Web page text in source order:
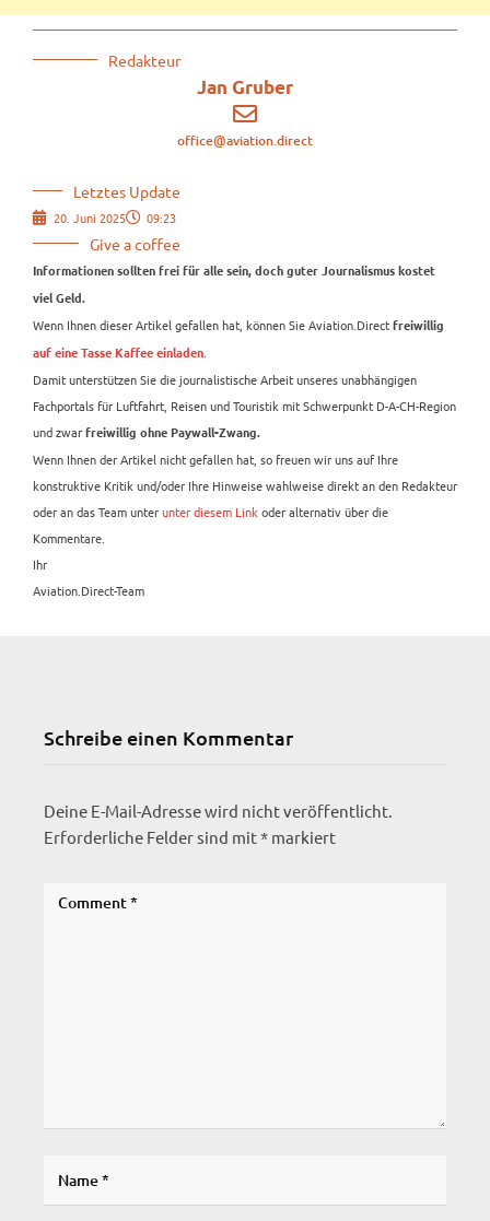
Redakteur
Jan Gruber
office@aviation.direct
Letztes Update
20. Juni 2025 09:23
Give a coffee
Informationen sollten frei für alle sein, doch guter Journalismus kostet
viel Geld.
Wenn Ihnen dieser Artikel gefallen hat, können Sie Aviation.Direct freiwillig
auf eine Tasse Kaffee einladen
Damit unterstützen Sie die journalistische Arbeit unseres unabhängigen
Fachportals für Luftfahrt, Reisen und Touristik mit Schwerpunkt D-A-CH-Region
und zwar freiwillig ohne Paywall-Zwang.
Wenn Ihnen der Artikel nicht gefallen hat, so freuen wir uns auf Ihre
konstruktive Kritik und/oder Ihre Hinweise wahlweise direkt an den Redakteur
oder an das Team unterunter diesem Link oder alternativ über die
Kommentare.
Ihr
Aviation.Direct-Team
Schreibe einen Kommentar
Deine E-Mail-Adresse wird nicht veröffentlicht.
Erforderliche Felder sind mit* markiert